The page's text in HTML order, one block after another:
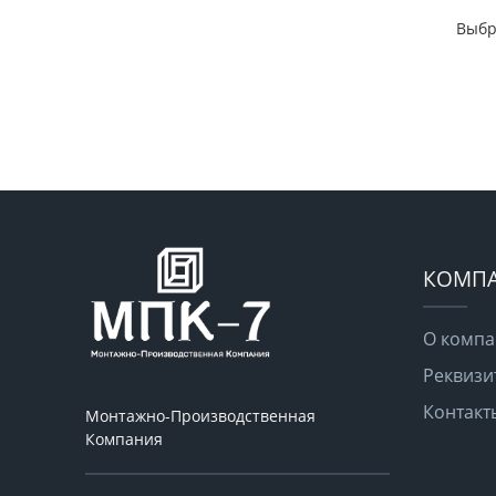
Монтажно-Производственная
Компания
О